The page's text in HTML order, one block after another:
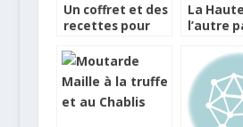
Un coffret et des
recettes pour
de La Maison de
la Truffe
La
l’autre